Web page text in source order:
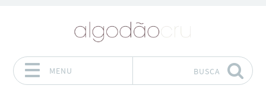
MENU BUSCA